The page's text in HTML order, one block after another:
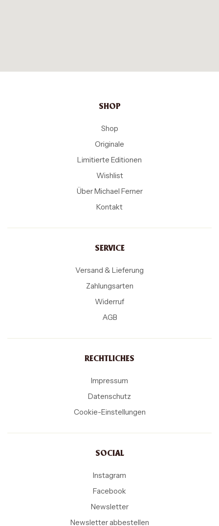
SHOP
Shop
Originale
Limitierte Editionen
Wishlist
Über Michael Ferner
Kontakt
SERVICE
Versand & Lieferung
Zahlungsarten
Widerruf
AGB
RECHTLICHES
Impressum
Datenschutz
Cookie-Einstellungen
SOCIAL
Instagram
Facebook
Newsletter
Newsletter abbestellen